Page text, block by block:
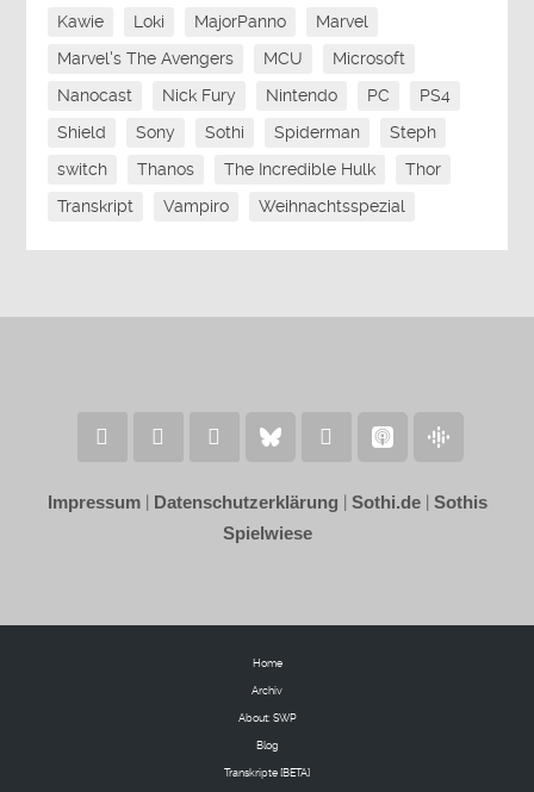
Kawie
Loki MajorPanno
Marvel
Marvel's The Avengers
MCU
Microsoft
Nanocast
Nick Fury Nintendo PC
PS4
Shield
Sony Sothi Spiderman
Steph
switch
Thanos The Incredible Hulk
Thor
Transkript
Vampiro Weihnachtsspezial
Impressum| Datenschutzerklärung Sothi.de| Sothis
Spielwiese
Home
Archiv
About: SWP
Blog
Transkripte [BETA]